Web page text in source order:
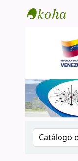
Buscar